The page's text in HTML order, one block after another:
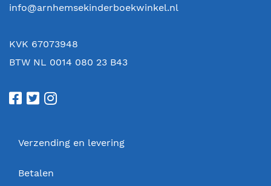
info@arnhemsekinderboekwinkel.nl
KVK 67073948
BTW NL 0014 080 23 B43
Verzending en levering
Betalen